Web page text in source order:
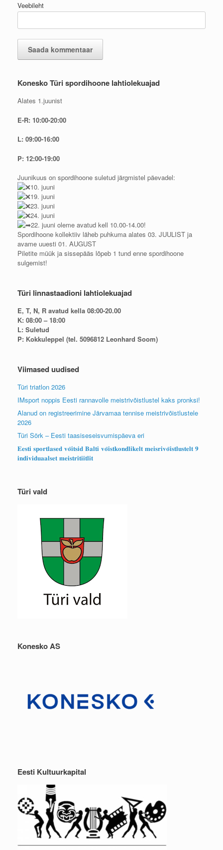
Veebileht
Konesko Türi spordihoone lahtiolekuajad
Alates 1.juunist
E-R: 10:00-20:00
L: 09:00-16:00
P: 12:00-19:00
Juunikuus on spordihoone suletud järgmistel päevadel:
10. juuni
19. juuni
23. juuni
24. juuni
22. juuni oleme avatud kell 10.00-14.00!
Spordihoone kollektiiv läheb puhkuma alates 03. JUULIST ja
avame uuesti 01. AUGUST
Piletite müük ja sissepääs lõpeb 1 tund enne spordihoone
sulgemist!
Türi linnastaadioni lahtiolekuajad
E, T, N, R avatud kella 08:00-20.00
K: 08:00 – 18:00
L: Suletud
P: Kokkuleppel (tel. 5096812 Leonhard Soom)
Viimased uudised
Türi triatlon 2026
IMsport noppis Eesti rannavolle meistrivõistlustel kaks pronksi!
Alanud on registreerimine Järvamaa tennise meistrivõistlustele
2026
Türi Sörk – Eesti taasiseseisvumispäeva eri
𝐄𝐞𝐬𝐭𝐢 𝐬𝐩𝐨𝐫𝐭𝐥𝐚𝐬𝐞𝐝 𝐯𝐨̃𝐢𝐭𝐬𝐢𝐝 𝐁𝐚𝐥𝐭𝐢 𝐯𝐨̃𝐢𝐬𝐭𝐤𝐨𝐧𝐝𝐥𝐢𝐤𝐞𝐥𝐭 𝐦𝐞𝐢𝐬𝐫𝐢𝐯𝐨̃𝐢𝐬𝐭𝐥𝐮𝐬𝐭𝐞𝐥𝐭 𝟗
𝐢𝐧𝐝𝐢𝐯𝐢𝐝𝐮𝐚𝐚𝐥𝐬𝐞𝐭 𝐦𝐞𝐢𝐬𝐭𝐫𝐢𝐭𝐢𝐢𝐭𝐥𝐢𝐭
Türi vald
Konesko AS
Eesti Kultuurkapital